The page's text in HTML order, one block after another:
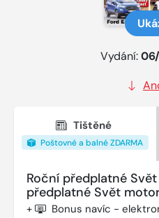
Vydání:
Tištěné
Poštovné a balné ZDARMA
Roční předplatné
předplatné Svět
+ Bonus navíc -